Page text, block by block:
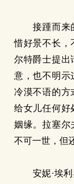
接踵而来的
惜好景不长，
尔特爵士提出
意，也不明示
冷漠不语的方
给女儿任何好
姻缘。拉塞尔
不可一世，但
安妮·埃利